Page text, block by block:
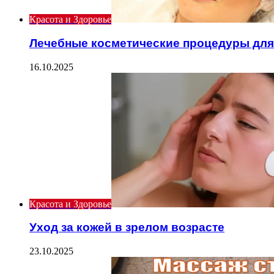
Красота и Здоровье
Лечебные косметические процедуры
16.10.2025
Красота и Здоровье
Уход за кожей в зрелом возрасте
23.10.2025